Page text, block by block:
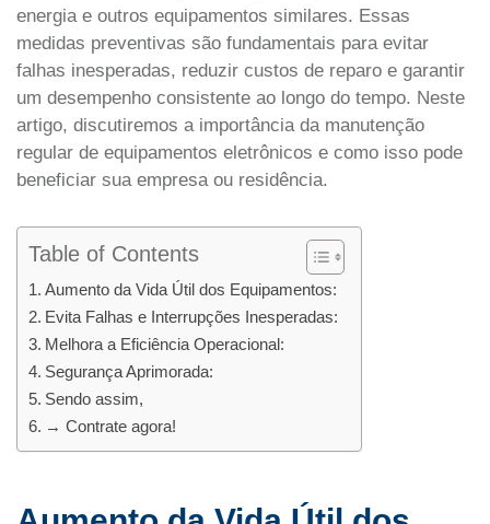
energia e outros equipamentos similares. Essas
medidas preventivas são fundamentais para evitar
falhas inesperadas, reduzir custos de reparo e garantir
um desempenho consistente ao longo do tempo. Neste
artigo, discutiremos a importância da manutenção
regular de equipamentos eletrônicos e como isso pode
beneficiar sua empresa ou residência.
Table of Contents
Aumento da Vida Útil dos Equipamentos:
Evita Falhas e Interrupções Inesperadas:
Melhora a Eficiência Operacional:
Segurança Aprimorada:
Sendo assim,
→ Contrate agora!